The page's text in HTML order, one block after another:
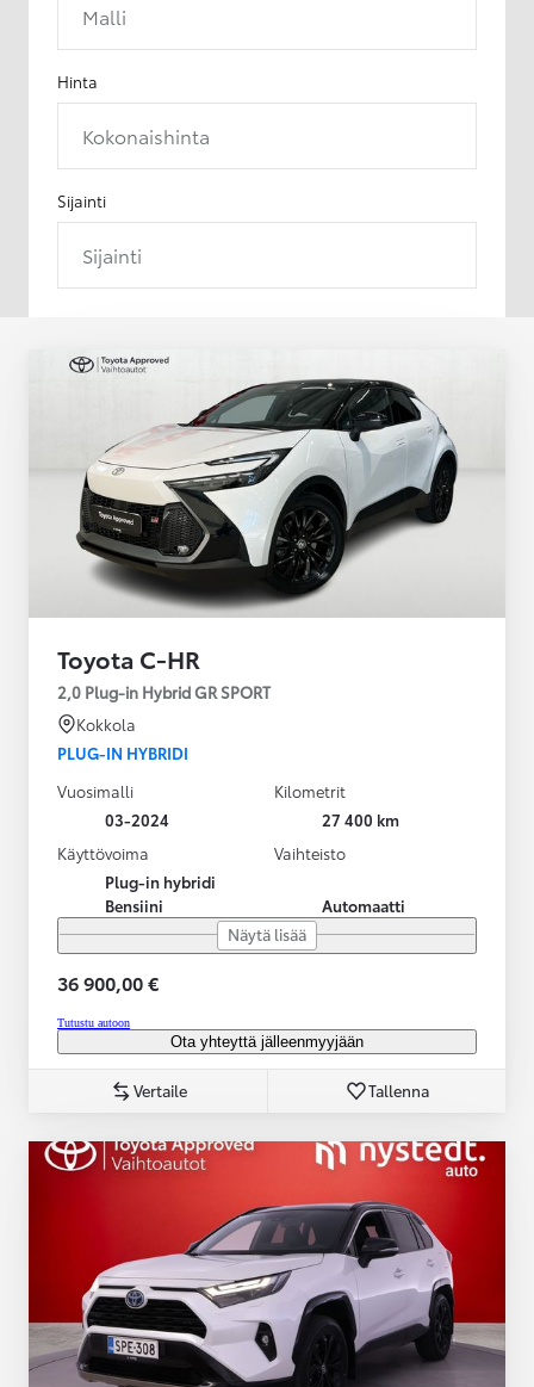
Malli
Hinta
Kokonaishinta
Sijainti
Sijainti
Toyota C-HR
2,0 Plug-in Hybrid GR SPORT
Kokkola
PLUG-IN HYBRIDI
Vuosimalli
03-2024
Kilometrit
27 400 km
Käyttövoima
Plug-in hybridi
Bensiini
Vaihteisto
Automaatti
Näytä lisää
36 900,00 €
Tutustu autoon
Ota yhteyttä jälleenmyyjään
Vertaile Tallenna